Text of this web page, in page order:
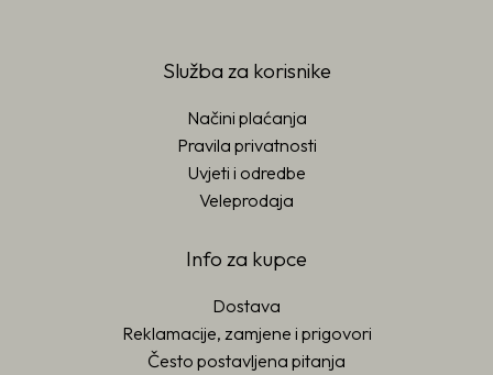
Služba za korisnike
Načini plaćanja
Pravila privatnosti
Uvjeti i odredbe
Veleprodaja
Info za kupce
Dostava
Reklamacije, zamjene i prigovori
Često postavljena pitanja